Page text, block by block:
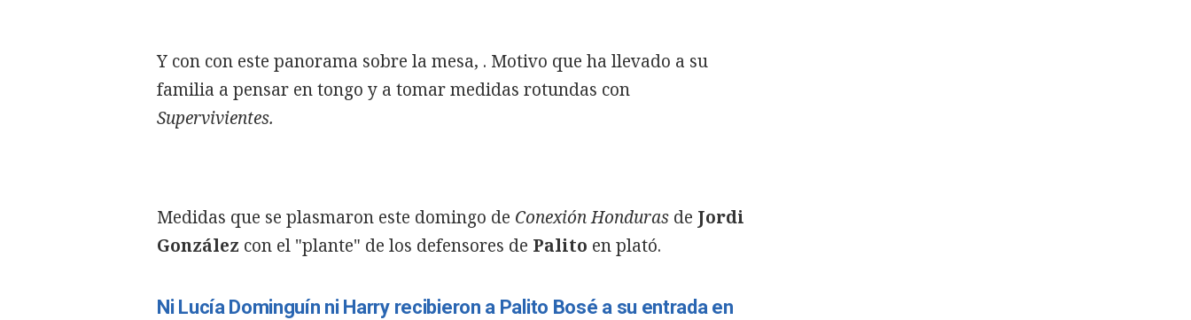
Y con con este panorama sobre la mesa, . Motivo que ha llevado a su
familia a pensar en tongo y a tomar medidas rotundas con
Supervivientes.
Medidas que se plasmaron este domingo de Conexión Honduras de Jordi
González con el "plante" de los defensores de Palito en plató.
Ni Lucía Dominguín ni Harry recibieron a Palito Bosé a su entrada en